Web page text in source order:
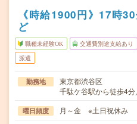
《時給1900円》17時
ど
職種未経験OK 交通費別途支給あり
派遣
勤務地
東京都渋谷区
千駄ケ谷駅から徒歩4
曜日頻度 月～金 ※土日祝休み